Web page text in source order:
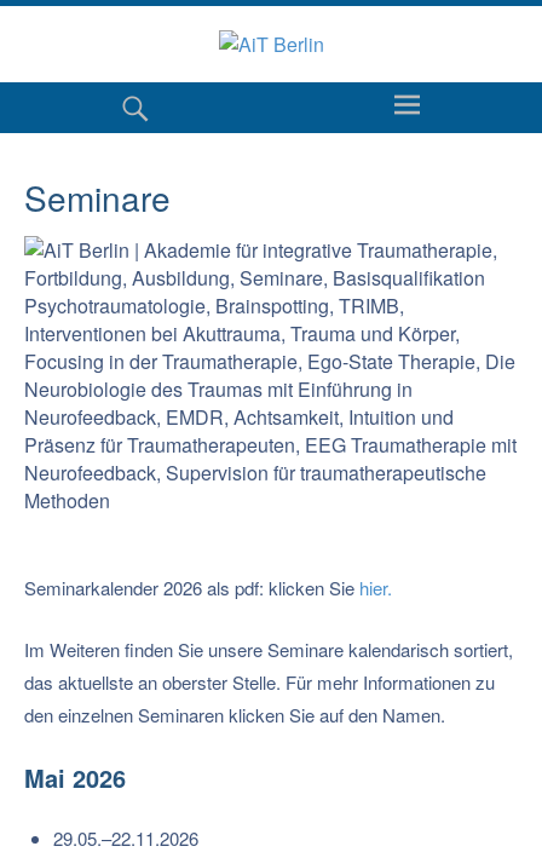
Seminare
Seminarkalender 2026 als pdf: klicken Sie hier.
Im Weiteren finden Sie unsere Seminare kalendarisch sortiert,
das aktuellste an oberster Stelle. Für mehr Informationen zu
den einzelnen Seminaren klicken Sie auf den Namen.
Mai 2026
29.05.–22.11.2026